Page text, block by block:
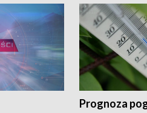
Prognoza